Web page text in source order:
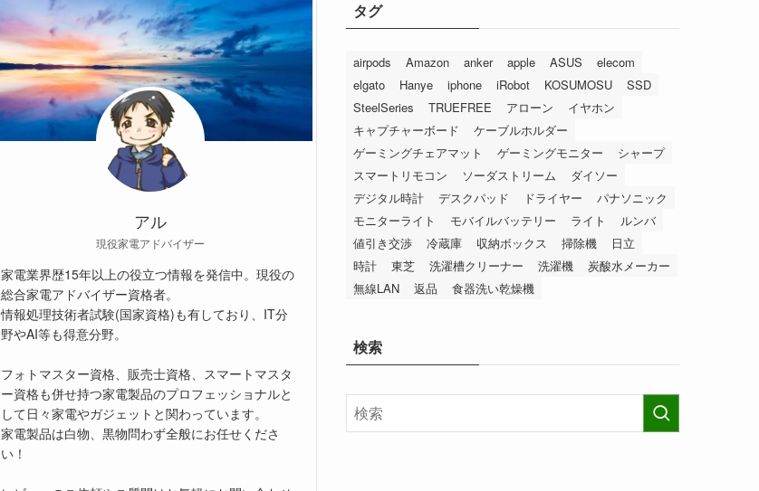
アル
現役家電アドバイザー
家電業界歴15年以上の役立つ情報を発信中。現役の
総合家電アドバイザー資格者。
情報処理技術者試験(国家資格)も有しており、IT分
野やAI等も得意分野。
フォトマスター資格、販売士資格、スマートマスタ
ー資格も併せ持つ家電製品のプロフェッショナルと
して日々家電やガジェットと関わっています。
家電製品は白物、黒物問わず全般にお任せくださ
い！
タグ
airpods Amazon anker apple ASUS
elecom
elgato
Hanye iphone iRobot KOSUMOSU
SSD
SteelSeries
TRUEFREE アローン
イヤホン
キャプチャーボード
ケーブルホルダー
ゲーミングチェアマット
ゲーミングモニター
シャープ
スマートリモコン
ソーダストリーム
ダイソー
デジタル時計
デスクパッド ドライヤー
パナソニック
モニターライト
モバイルバッテリー ライト
ルンバ
値引き交渉
冷蔵庫 収納ボックス 掃除機
日立
時計
東芝 洗濯槽クリーナー 洗濯機
炭酸水メーカー
無線LAN
返品 食器洗い乾燥機
検索